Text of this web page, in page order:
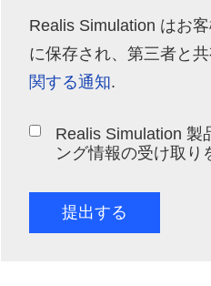
Realis Simulation はお
に保存され、第三者と
関する通知.
Realis Simulation 製
ング情報の受け取り
提出する